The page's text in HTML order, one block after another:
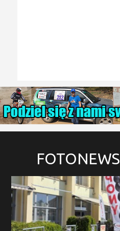
FOTONEWS